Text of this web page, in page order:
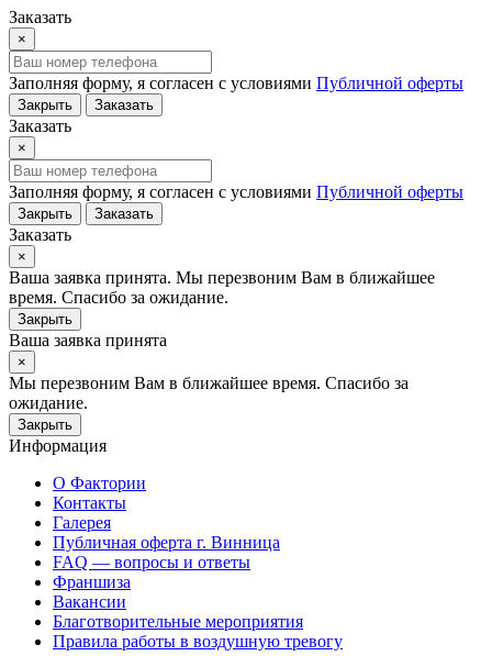
Заказать
×
Заполняя форму, я согласен с условиями Публичной оферты
Закрыть Заказать
Заказать
×
Заполняя форму, я согласен с условиями Публичной оферты
Закрыть Заказать
Заказать
×
Ваша заявка принята. Мы перезвоним Вам в ближайшее
время. Спасибо за ожидание.
Закрыть
Ваша заявка принята
×
Мы перезвоним Вам в ближайшее время. Спасибо за
ожидание.
Закрыть
Информация
О Фактории
Контакты
Галерея
Публичная оферта г. Винница
FAQ — вопросы и ответы
Франшиза
Вакансии
Благотворительные мероприятия
Правила работы в воздушную тревогу